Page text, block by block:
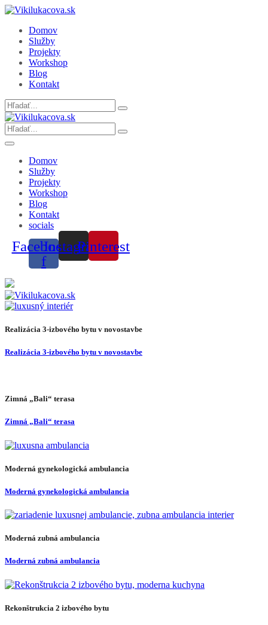
Domov
Služby
Projekty
Workshop
Blog
Kontakt
Search
for:
Search
for:
Domov
Služby
Projekty
Workshop
Blog
Kontakt
socials
Facebook-
f
InstagramPinterest
Realizácia 3-izbového bytu v novostavbe
Realizácia 3-izbového bytu v novostavbe
Zimná „Bali“ terasa
Zimná „Bali“ terasa
Moderná gynekologická ambulancia
Moderná gynekologická ambulancia
Moderná zubná ambulancia
Moderná zubná ambulancia
Rekonštrukcia 2 izbového bytu